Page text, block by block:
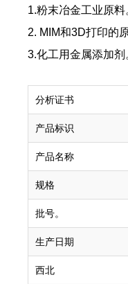
1.粉末冶金工业原料
2. MIM和3D打印的
3.化工用金属添加剂
分析证书
产品标识
产品名称
规格
批号。
生产日期
西北